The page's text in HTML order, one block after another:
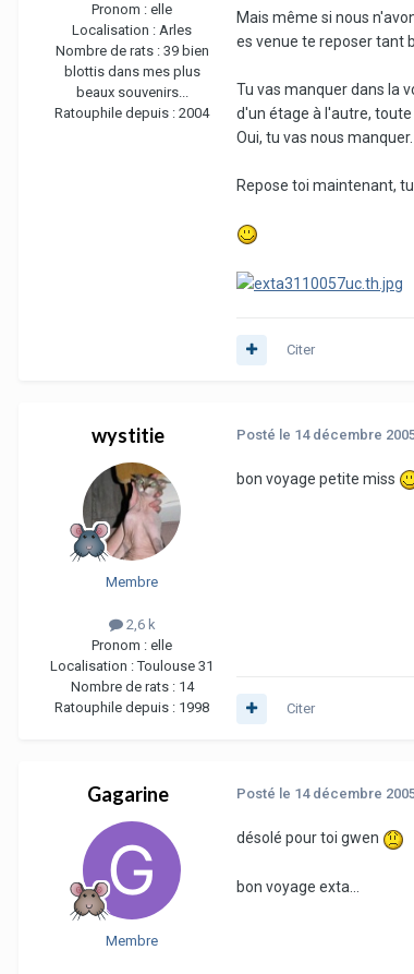
Pronom : elle
Localisation : Arles
Nombre de rats : 39 bien
blottis dans mes plus
beaux souvenirs...
Ratouphile depuis : 2004
Mais même si nous
es venue te reposer tant
Tu vas manquer dans la
d'un étage à l'autre,
Oui, tu vas nous manquer.
Repose toi maintenant,
Citer
wystitie
Membre
2,6 k
Pronom : elle
Localisation :Toulouse 31
Nombre de rats : 14
Ratouphile depuis : 1998
Posté le 14 décembre
bon voyage petite miss
Citer
Gagarine
Membre
Posté le 14 décembre
désolé pour toi gwen
bon voyage exta...